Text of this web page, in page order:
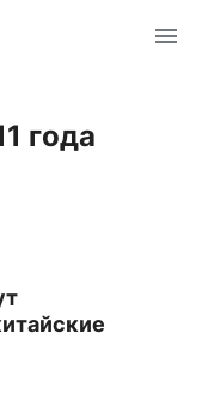
года